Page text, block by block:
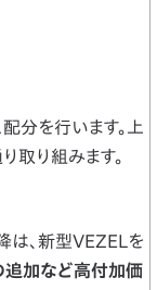
分を行います。上
取り組みます。
は、新型VEZELを
追加など高付加価